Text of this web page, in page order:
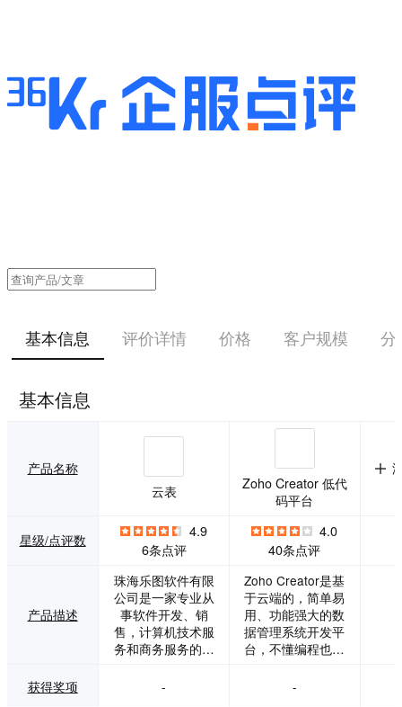
基本信息 评价详情 价格 客户规模 分
基本信息
产品名称
云表
Zoho Creator 低代
码平台
星级/点评数
4.9
6条点评
4.0
40条点评
产品描述
珠海乐图软件有限
公司是一家专业从
事软件开发、销
售，计算机技术服
务和商务服务的高
Zoho Creator是基
于云端的，简单易
用、功能强大的数
据管理系统开发平
台，不懂编程也可
获得奖项 - -